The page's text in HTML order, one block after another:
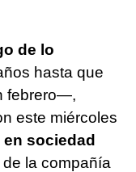
de lo
hasta que
febrero—,
este miércoles
sociedad
la compañía